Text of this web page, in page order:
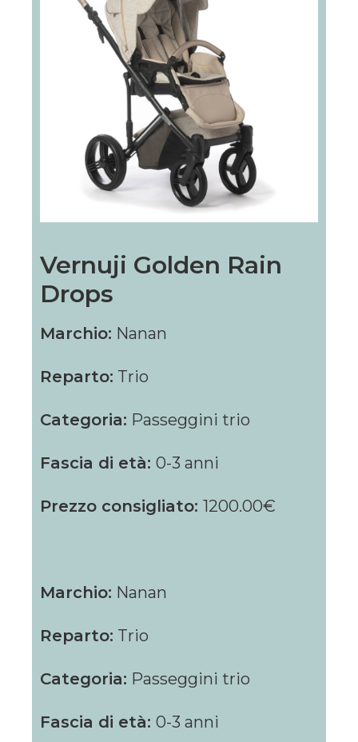
Vernuji Golden Rain
Drops
Marchio: Nanan
Reparto: Trio
Categoria: Passeggini trio
Fascia di età: 0-3 anni
Prezzo consigliato: 1200.00€
Marchio: Nanan
Reparto: Trio
Categoria: Passeggini trio
Fascia di età: 0-3 anni